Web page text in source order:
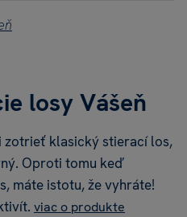
losy Vášeň
zotrieť klasický stierací los,
Oproti tomu keď
máte istotu, že vyhráte!
viac o produkte